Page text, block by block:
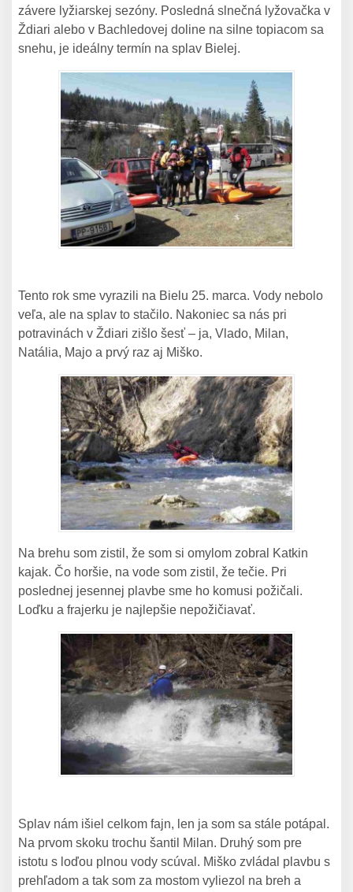
závere lyžiarskej sezóny. Posledná slnečná lyžovačka v
Ždiari alebo v Bachledovej doline na silne topiacom sa
snehu, je ideálny termín na splav Bielej.
Tento rok sme vyrazili na Bielu 25. marca. Vody nebolo
veľa, ale na splav to stačilo. Nakoniec sa nás pri
potravinách v Ždiari zišlo šesť – ja, Vlado, Milan,
Natália, Majo a prvý raz aj Miško.
Na brehu som zistil, že som si omylom zobral Katkin
kajak. Čo horšie, na vode som zistil, že tečie. Pri
poslednej jesennej plavbe sme ho komusi požičali.
Loďku a frajerku je najlepšie nepožičiavať.
Splav nám išiel celkom fajn, len ja som sa stále potápal.
Na prvom skoku trochu šantil Milan. Druhý som pre
istotu s loďou plnou vody scúval. Miško zvládal plavbu s
prehľadom a tak som za mostom vyliezol na breh a